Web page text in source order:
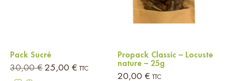
Pack Sucré
30,00€ 25,00 € TTC
Propack Classic – Locuste
nature – 25g
20,00 € TTC